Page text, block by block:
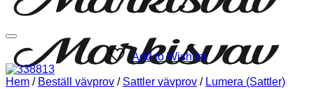
Add to Wishlist
Hem / Beställ vävprov / Sattler vävprov / Lumera (Sattler)